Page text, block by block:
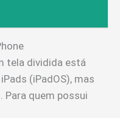
tela dividida está
(iPadOS), mas
Para quem possui